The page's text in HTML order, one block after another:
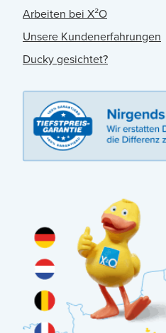
Arbeiten bei X²O
Unsere Kundenerfahrungen
Ducky gesichtet?